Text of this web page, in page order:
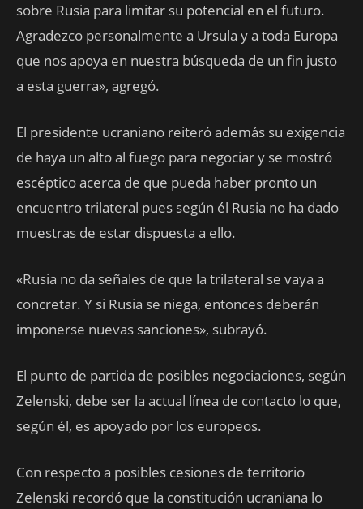
sobre Rusia para limitar su potencial en el futuro.
Agradezco personalmente a Ursula y a toda Europa
que nos apoya en nuestra búsqueda de un fin justo
a esta guerra», agregó.
El presidente ucraniano reiteró además su exigencia
de haya un alto al fuego para negociar y se mostró
escéptico acerca de que pueda haber pronto un
encuentro trilateral pues según él Rusia no ha dado
muestras de estar dispuesta a ello.
«Rusia no da señales de que la trilateral se vaya a
concretar. Y si Rusia se niega, entonces deberán
imponerse nuevas sanciones», subrayó.
El punto de partida de posibles negociaciones, según
Zelenski, debe ser la actual línea de contacto lo que,
según él, es apoyado por los europeos.
Con respecto a posibles cesiones de territorio
Zelenski recordó que la constitución ucraniana lo